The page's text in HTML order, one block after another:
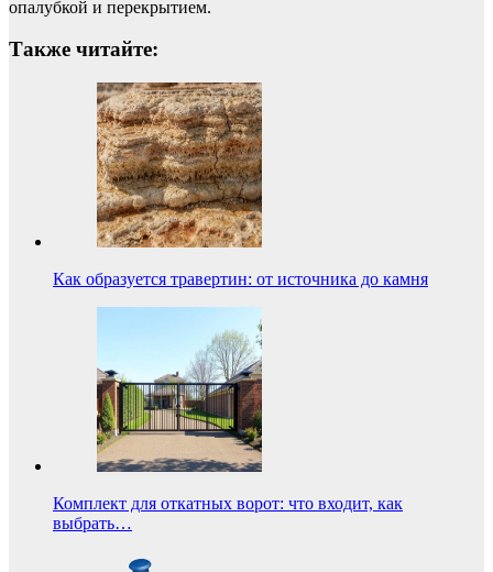
опалубкой и перекрытием.
Также читайте:
Как образуется травертин: от источника до камня
Комплект для откатных ворот: что входит, как
выбрать…